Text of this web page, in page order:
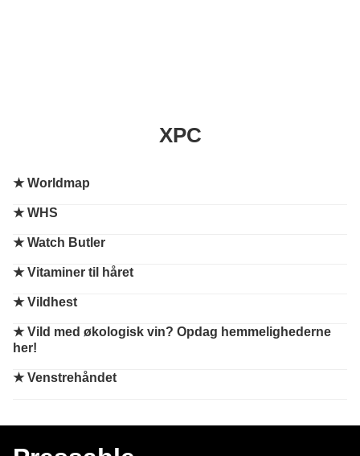
XPC
★Worldmap
★WHS
★Watch Butler
★Vitaminer til håret
★Vildhest
★Vild med økologisk vin? Opdag hemmelighederne
her!
★Venstrehåndet